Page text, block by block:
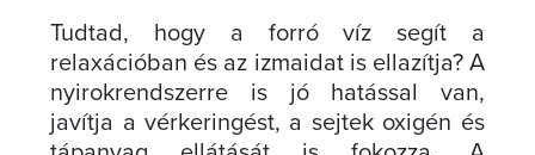
Tudtad, hogy a forró víz segít a
relaxációban és az izmaidat is ellazítja? A
nyirokrendszerre is jó hatással van,
javítja a vérkeringést, a sejtek oxigén és